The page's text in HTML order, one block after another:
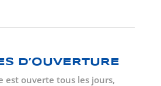
D’OUVERTURE
est ouverte tous les jours,